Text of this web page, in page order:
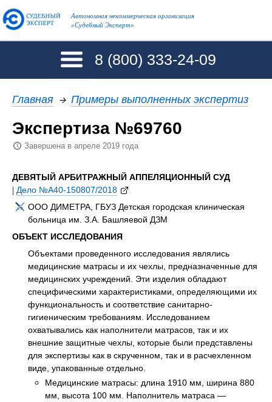
Автономная некоммерческая организация
«Судебный Эксперт»
8 (800) 333-24-09
Главная → Примеры выполненных экспертиз
Экспертиза №69760
Завершена в апреле 2019 года
ДЕВЯТЫЙ АРБИТРАЖНЫЙ АППЕЛЯЦИОННЫЙ СУД
| Дело №А40-150807/2018
ООО ДИМЕТРА, ГБУЗ Детская городская клиническая
больница им. З.А. Башляевой ДЗМ
ОБЪЕКТ ИССЛЕДОВАНИЯ
Объектами проведенного исследования являлись
медицинские матрасы и их чехлы, предназначенные для
медицинских учреждений. Эти изделия обладают
специфическими характеристиками, определяющими их
функциональность и соответствие санитарно-
гигиеническим требованиям. Исследованием
охватывались как наполнители матрасов, так и их
внешние защитные чехлы, которые были представлены
для экспертизы как в скрученном, так и в расчехленном
виде, упакованные отдельно.
Медицинские матрасы: длина 1910 мм, ширина 880
мм, высота 100 мм. Наполнитель матраса —